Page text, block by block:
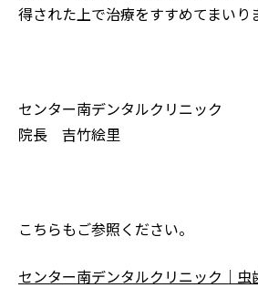
得された上で治療をすすめてまいり
センター南デンタルクリニック
院長 吉竹絵里
こちらもご参照ください。
センター南デンタルクリニック｜虫